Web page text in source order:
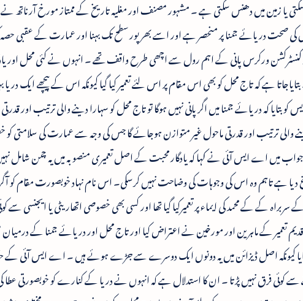
زمین میں دھنس سکتی ہے ۔ مشہور مصنف اور مغلیہ تاریخ کے ممتاز مورخ آرناتھ نے یہ
صحت دریائے جمنا پر منحصر ہے اور اسے بھرپور سطح تک بہنا اور عمارت کے عقبی حصہ
کنسٹرکشن ورکرس پانی کے اہم رول سے اچھی طرح واقف تھے ۔ انہوں نے کئی محل اور
ہے کہ تاج محل کو بھی اس مقام پر اس لئے تعمیر کیا گیا کیونکہ اس کے پیچھے ایک
کہ دریائے جمنا میں اگر پانی نہیں ہوگا تو تاج محل کو سہارا دینے والی ترتیب اور
والی ترتیب اور قدرتی ماحول غیر متوازن ہوجائے گا جس کی وجہ سے عمارت کی سلامتی کو
میں اے ایس آئی نے کہا کہ یادگار محبت کے اصل تعمیری منصوبہ میں یہ چمن شامل
ہے تاہم وہ اس کی وجوہات کی وضاحت نہیں کرسکی۔ اس نام نہاد خوبصورت مقام کو
کے کے محمد کی ایماء پر تعمیرکیا گیا تھا اور کسی بھی خصوصی اتھاریٹی یا ایجنسی سے
تعمیر کے ماہرین اور مورخین نے اعتراض کیا اور تاج محل اور دریائے جمنا کے
کیونکہ اصل ڈیزائن میں یہ دونوں ایک دوسرے سے جڑے ہوئے ہیں ۔ اے ایس آئی کے
کوئی فرق نہیں پڑتا ۔ ان کا استدلال ہے کہ انہوں نے دریا کے کنارے کو خوبصورتی